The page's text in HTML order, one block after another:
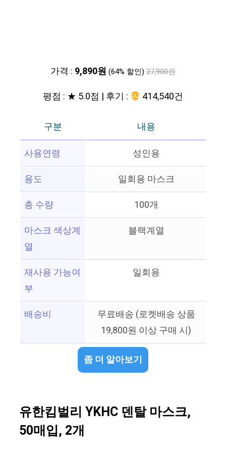
가격 : 9,890원 (64% 할인) 27,900원
평점 : ★ 5.0점 | 후기 : 414,540건
구분
내용
사용연령
성인용
용도
일회용 마스크
총 수량
100개
마스크 색상계
열
블랙계열
재사용 가능여
부
일회용
배송비
무료배송 (로켓배송 상품
19,800원 이상 구매 시)
좀 더 알아보기
유한킴벌리 YKHC 덴탈 마스크,
50매입, 2개